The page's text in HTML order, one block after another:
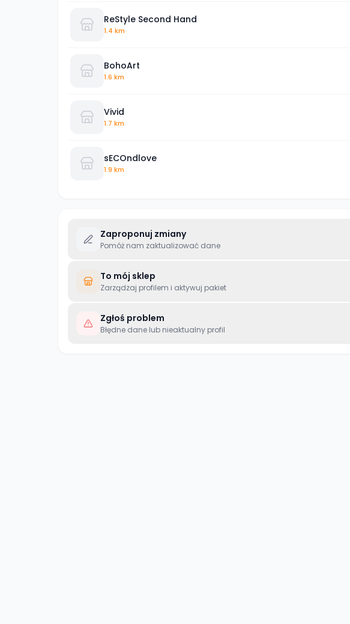
ReStyle Second Hand
1.4 km
BohoArt
1.6 km
Vivid
1.7 km
sECOndlove
1.9 km
Zaproponuj zmiany
Pomóż nam zaktualizować dane
To mój sklep
Zarządzaj profilem i aktywuj pakiet
Zgłoś problem
Błędne dane lub nieaktualny profil